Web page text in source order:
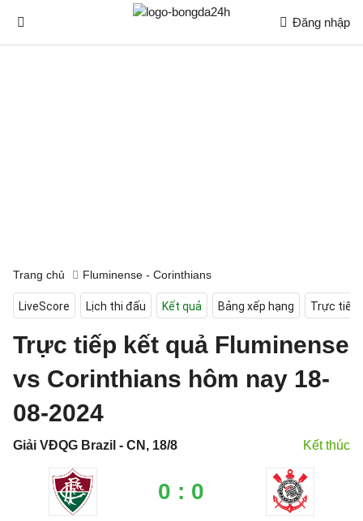
Đăng nhập
Trang chủ Fluminense - Corinthians
LiveScore Lịch thi đấu Kết quả Bảng xếp hạng Trực tiếp
Trực tiếp kết quả Fluminense
vs Corinthians hôm nay 18-
08-2024
Giải VĐQG Brazil - CN, 18/8 Kết thúc
0 : 0